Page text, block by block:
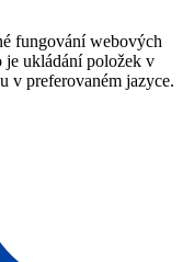
fungování webových
je ukládání položek v
v preferovaném jazyce.